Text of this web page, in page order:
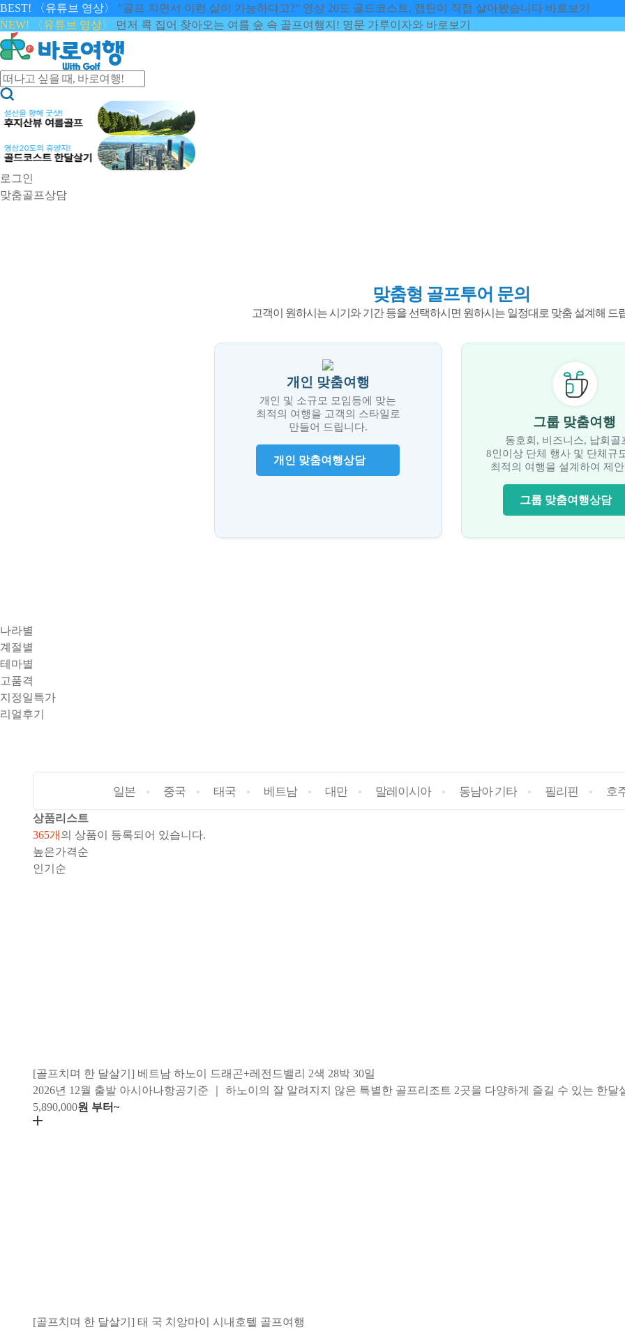
BEST! 〈유튜브 영상〉 ”골프 치면서 이런 삶이 가능하다고?” 영상 20도 골드코스트, 캡틴이 직접 살아봤습니다 바로보기
NEW! 〈유튜브 영상〉
먼저 콕 집어 찾아오는 여름 숲 속 골프여행지! 명문 가루이자와 바로보기
로그인
맞춤골프상담
맞춤형 골프투어 문의
고객이 원하시는 시기와 기간 등을 선택하시면 원하시는 일정대로 맞춤 설계해 드
개인 맞춤여행
개인 및 소규모 모임등에 맞는
최적의 여행을 고객의 스타일로
만들어 드립니다.
개인 맞춤여행상담
그룹 맞춤여행
동호회, 비즈니스, 납회골
8인이상 단체 행사 및 단체규
최적의 여행을 설계하여 제
그룹 맞춤여행상담
나라별
계절별
테마별
고품격
지정일특가
리얼후기
일본 중국 태국 베트남 대만 말레이시아 동남아 기타 필리핀 호
상품리스트
365개 의 상품이 등록되어 있습니다.
높은가격순
인기순
[골프치며 한 달살기] 베트남 하노이 드래곤+레전드밸리 2색 28박 30일
2026년 12월 출발 아시아나항공기준 ｜ 하노이의 잘 알려지지 않은 특별한 골프리조트 2곳을 다양하게 즐길 수 있는 한
5,890,000원 부터~
[골프치며 한 달살기] 태 국 치앙마이 시내호텔 골프여행